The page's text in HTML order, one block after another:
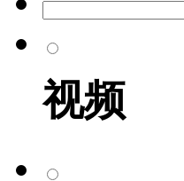
视频